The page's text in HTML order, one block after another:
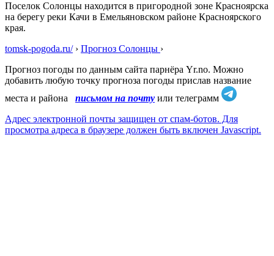
Поселок Солонцы находится в пригородной зоне Красноярска
на берегу реки Качи в Емельяновском районе Красноярского
края.
tomsk-pogoda.ru/› Прогноз Солонцы ›
Прогноз погоды по данным сайта парнёра Yr.no. Можно
добавить любую точку прогноза погоды прислав название
места и района
письмом на почту или телеграмм
Адрес электронной почты защищен от спам-ботов. Для
просмотра адреса в браузере должен быть включен Javascript.